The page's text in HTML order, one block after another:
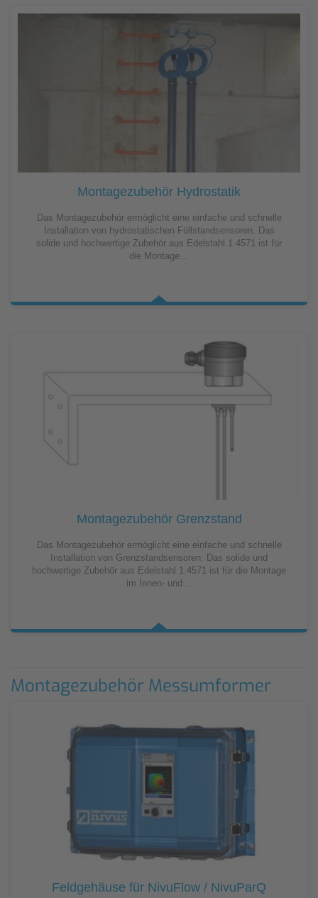
Montagezubehör Hydrostatik
Das Montagezubehör ermöglicht eine einfache und schnelle
Installation von hydrostatischen Füllstandsensoren. Das
solide und hochwertige Zubehör aus Edelstahl 1.4571 ist für
die Montage…
Montagezubehör Grenzstand
Das Montagezubehör ermöglicht eine einfache und schnelle
Installation von Grenzstandsensoren. Das solide und
hochwertige Zubehör aus Edelstahl 1.4571 ist für die Montage
im Innen- und…
Montagezubehör Messumformer
Feldgehäuse für NivuFlow / NivuParQ